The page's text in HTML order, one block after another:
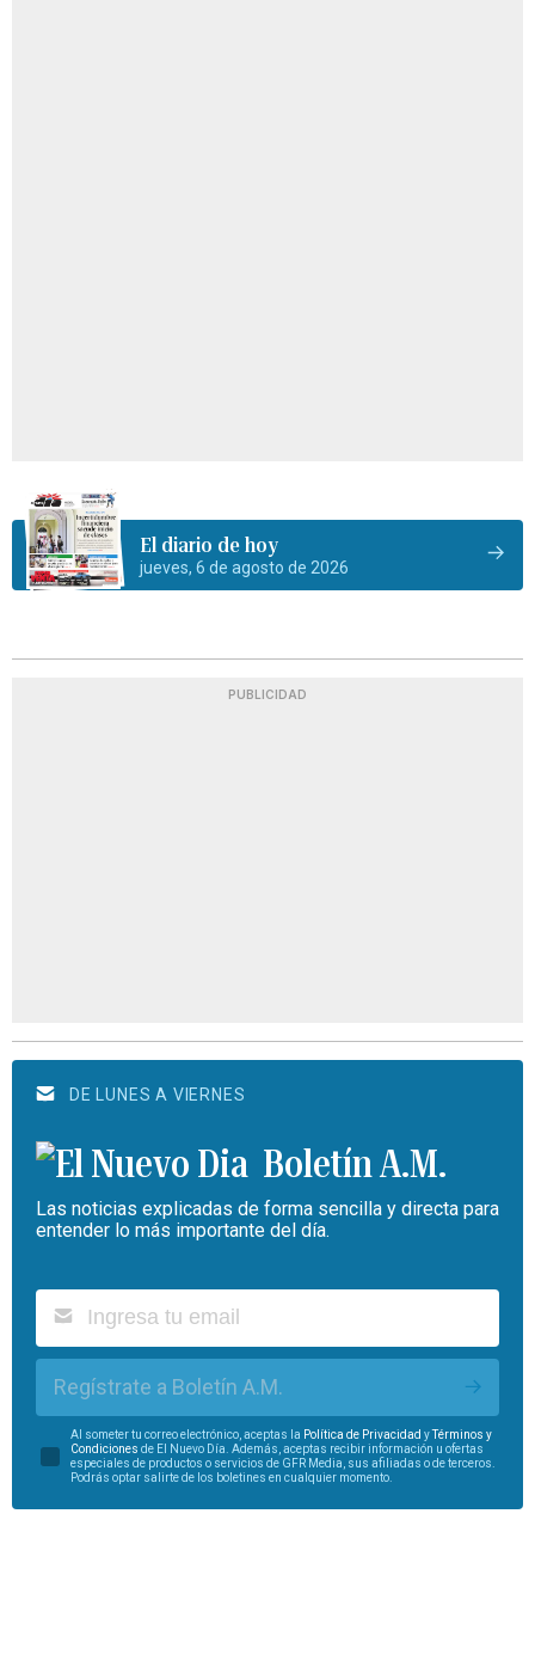
El diario de hoy
jueves, 6 de agosto de 2026
PUBLICIDAD
DE LUNES A VIERNES
Boletín A.M.
Las noticias explicadas de forma sencilla y directa para
entender lo más importante del día.
Regístrate a Boletín A.M.
Al someter tu correo electrónico, aceptas la Política de Privacidad yTérminos y
Condiciones de El Nuevo Día. Además, aceptas recibir información u ofertas
especiales de productos o servicios de GFR Media, sus afiliadas o de terceros.
Podrás optar salirte de los boletines en cualquier momento.